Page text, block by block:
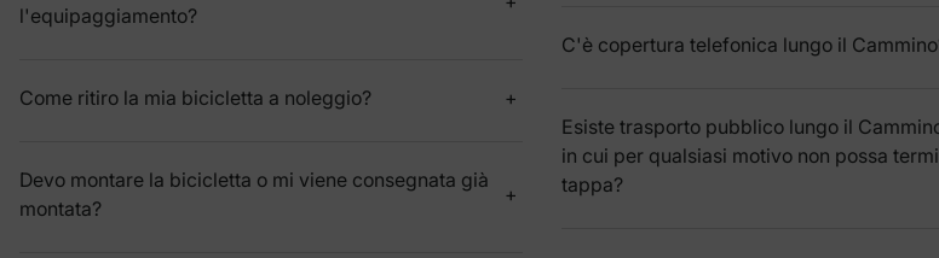
l'equipaggiamento?
Come ritiro la mia bicicletta a noleggio?
Devo montare la bicicletta o mi viene consegnata già
montata?
C'è copertura telefonica lungo il
Esiste trasporto pubblico lungo il
in cui per qualsiasi motivo non possa
tappa?